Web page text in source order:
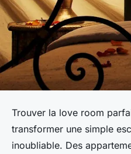
Trouver la love room
transformer une simple
inoubliable. Des